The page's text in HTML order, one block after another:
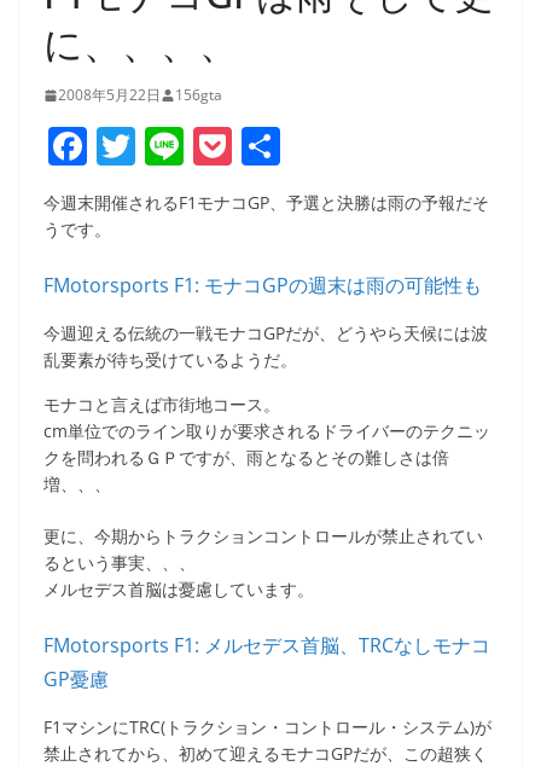
に、、、、
2008年5月22日 156gta
F
a
c
b
o
o
k
T
w
itt
Li
n
e
P
o
ck
有
今週末開催されるF1モナコGP、予選と決勝は雨の予報だそ
うです。
FMotorsports F1: モナコGPの週末は雨の可能性も
今週迎える伝統の一戦モナコGPだが、どうやら天候には波
乱要素が待ち受けているようだ。
モナコと言えば市街地コース。
cm単位でのライン取りが要求されるドライバーのテクニッ
クを問われるＧＰですが、雨となるとその難しさは倍
増、、、
更に、今期からトラクションコントロールが禁止されてい
るという事実、、、
メルセデス首脳は憂慮しています。
FMotorsports F1: メルセデス首脳、TRCなしモナコ
GP憂慮
F1マシンにTRC(トラクション・コントロール・システム)が
禁止されてから、初めて迎えるモナコGPだが、この超狭く